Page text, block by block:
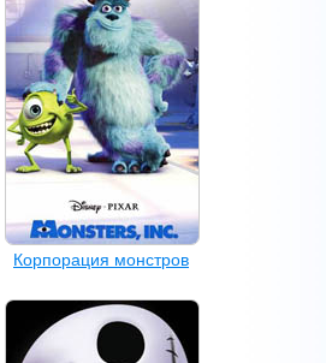
Корпорация монстров